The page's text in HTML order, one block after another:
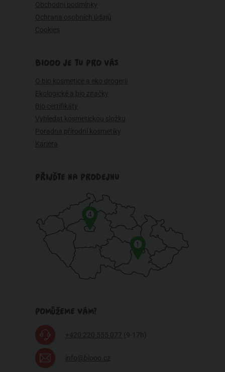
Obchodní podmínky
Ochrana osobních údajů
Cookies
BIOOO JE TU PRO VÁS
O bio kosmetice a eko drogerii
Ekologické a bio značky
Bio certifikáty
Vyhledat kosmetickou složku
Poradna přírodní kosmetiky
Kariéra
PŘIJĎTE NA PRODEJNU
1
4
POMŮŽEME VÁM?
+420 220 555 077 (9-17h)
info@biooo.cz